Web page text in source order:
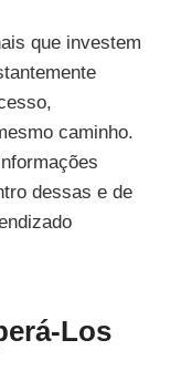
que investem
caminho.
dessas e de
Los